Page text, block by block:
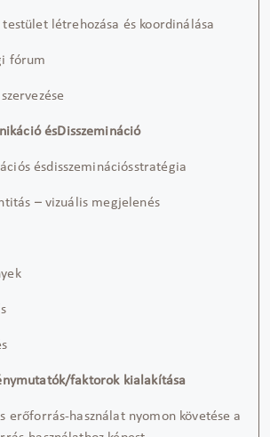
testület létrehozása és koordinálása
fórum
ésDisszemináció
ésdisszeminációsstratégia
– vizuális megjelenés
faktorok kialakítása
erőforrás-használat nyomon követése a